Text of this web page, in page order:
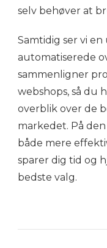
selv behøver at
Samtidig ser vi
automatiserede
sammenligner
webshops, så du
overblik over de
markedet. På
både mere
sparer dig tid og
bedste valg.